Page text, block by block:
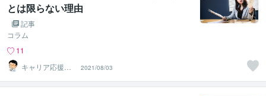
とは限らない理由
記事
コラム
11
キャリア応援隊
長
2021/08/03